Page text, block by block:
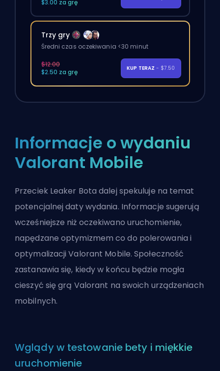
$3.00 za grę
Trzy gry
Średni czas oczekiwania <30 minut
$12.00
$2.50 za grę
KUP TERAZ - $7.50
Informacje o wydaniu
Valorant Mobile
Przeciek Leaker Bota dalej spekuluje na temat
potencjalnej daty wydania. Informacje sugerują
wcześniejsze niż oczekiwano uruchomienie,
napędzane optymizmem co do polerowania i
optymalizacji Valorant Mobile. Społeczność
zastanawia się, kiedy w końcu będzie mogła
cieszyć się grą Valorant na swoich urządzeniach
mobilnych.
Wglądy w testowanie bety i miękkie
uruchomienie